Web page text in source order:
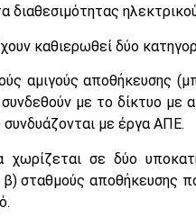
καθιερωθεί δύο
αμιγούς αποθήκευσης
με το δίκτυο με
με έργα ΑΠΕ.
χωρίζεται σε δύο
σταθμούς αποθήκευσης